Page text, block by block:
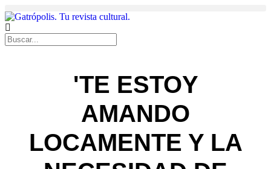
'TE ESTOY
AMANDO
LOCAMENTE Y LA